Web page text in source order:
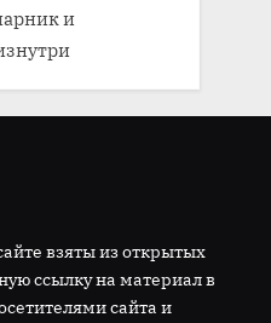
и
взяты из открытых
ссылку на материал в
сайта и